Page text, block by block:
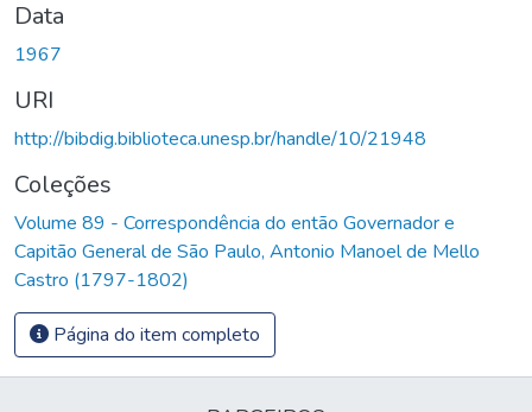
Data
1967
URI
http://bibdig.biblioteca.unesp.br/handle/10/21948
Coleções
Volume 89 - Correspondência do então Governador e
Capitão General de São Paulo, Antonio Manoel de Mello
Castro (1797-1802)
Página do item completo